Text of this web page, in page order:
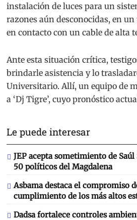
instalación de luces para un
razones aún desconocidas, en
en contacto con un cable de alta
Ante esta situación crítica,
brindarle asistencia y lo
Universitario. Allí, un equipo de
a ‘Dj Tigre’, cuyo pronóstico
Le puede interesar
JEP acepta sometimiento de
50 políticos del Magdalena
Asbama destaca el compromiso
cumplimiento de los más altos
Dadsa fortalece controles